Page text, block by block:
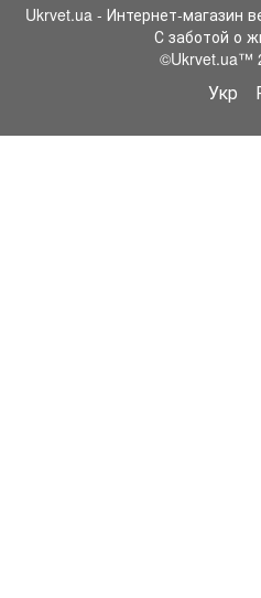
Ukrvet.ua - Интернет-магазин
С заботой о
©Ukrvet.ua™
Укр